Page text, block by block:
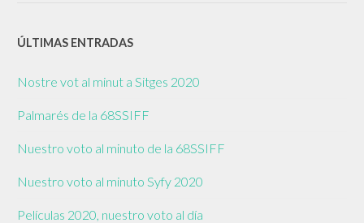
ÚLTIMAS ENTRADAS
Nostre vot al minut a Sitges 2020
Palmarés de la 68SSIFF
Nuestro voto al minuto de la 68SSIFF
Nuestro voto al minuto Syfy 2020
Películas 2020, nuestro voto al día